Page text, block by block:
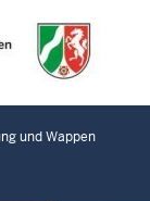
MENU
und Wappen